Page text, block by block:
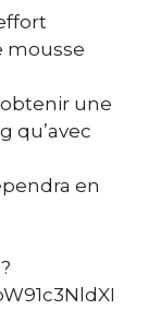
mousse
une
qu’avec
en